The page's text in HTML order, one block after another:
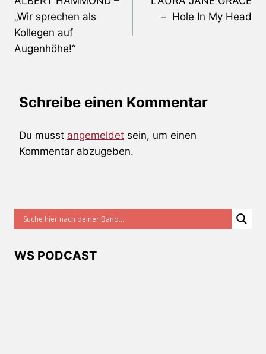
„Wir sprechen als
Kollegen auf
Augenhöhe!“
– Hole In My Head
Schreibe einen Kommentar
Du musst angemeldet sein, um einen
Kommentar abzugeben.
WS PODCAST